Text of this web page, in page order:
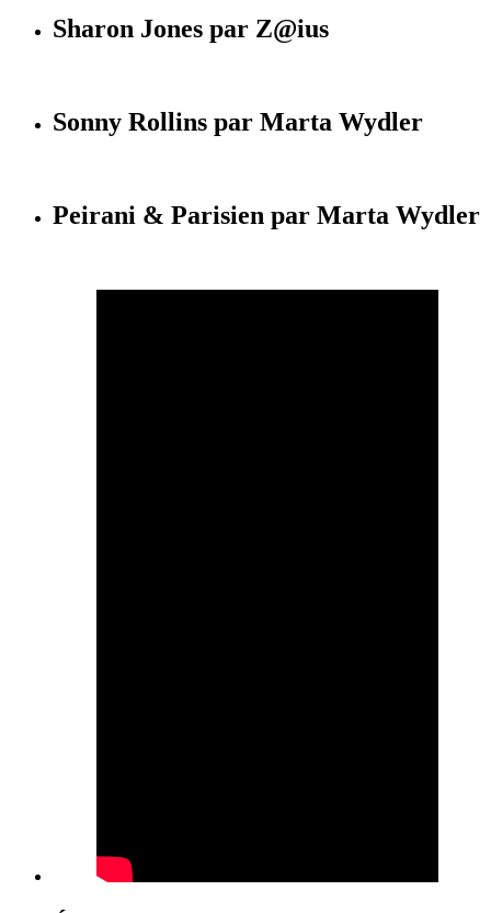
Sharon Jones par Z@ius
Sonny Rollins par Marta Wydler
Peirani & Parisien par Marta Wydler